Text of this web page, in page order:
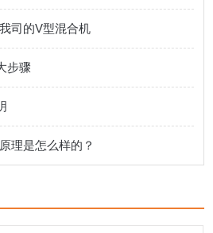
司的V型混合机
步骤
理是怎么样的？